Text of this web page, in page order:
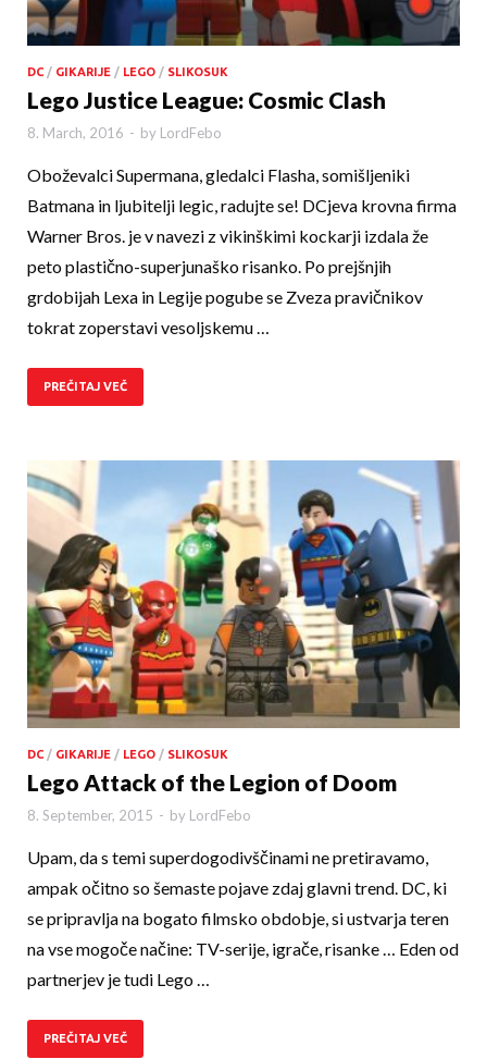
DC / GIKARIJE / LEGO / SLIKOSUK
Lego Justice League: Cosmic Clash
8. March, 2016 - by LordFebo
Oboževalci Supermana, gledalci Flasha, somiš­lje­niki
Batmana in ljubitelji legic, radujte se! DCjeva krovna firma
Warner Bros. je v navezi z vikinškimi kockarji izdala že
peto plastično-superjunaško risanko. Po prejšnjih
grdobijah Lexa in Legije pogube se Zveza pravičnikov
tokrat zoperstavi vesoljskemu …
PREČITAJ VEČ
DC / GIKARIJE / LEGO / SLIKOSUK
Lego Attack of the Legion of Doom
8. September, 2015 - by LordFebo
Upam, da s temi superdogodivščinami ne pretiravamo,
ampak očitno so šemaste pojave zdaj glavni trend. DC, ki
se pripravlja na bogato filmsko obdobje, si ustvarja teren
na vse mogoče načine: TV-serije, igrače, risanke … Eden od
partnerjev je tudi Lego …
PREČITAJ VEČ